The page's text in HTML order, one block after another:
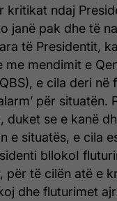
kritikat ndaj
janë pak dhe të
të Presidentit,
me mendimit e
e cila deri në
për situatën.
duket se e kanë
e situatës, e cila
bllokoI
për të cilën atë e
dhe fluturimet